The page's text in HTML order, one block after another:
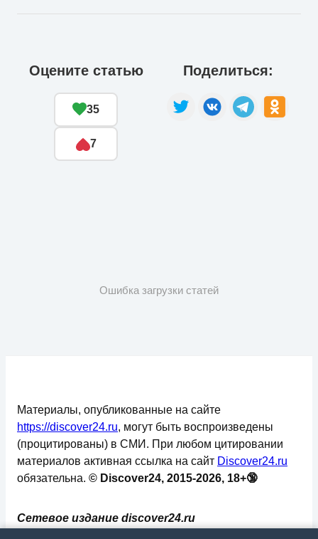
Оцените статью
35
7
Поделиться:
Ошибка загрузки статей
Сетевое издание discover24.ru
Материалы, опубликованные на сайте
https://discover24.ru, могут быть воспроизведены
(процитированы) в СМИ. При любом цитировании
материалов активная ссылка на сайт Discover24.ru
обязательна. © Discover24, 2015-2026, 18+🔞